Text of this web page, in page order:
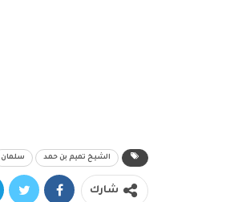
الشيخ تميم بن حمد سلمان
شارك